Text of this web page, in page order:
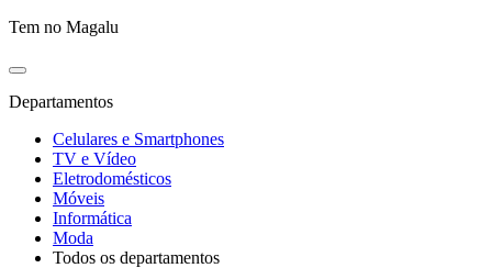
Tem no Magalu
Departamentos
Celulares e Smartphones
TV e Vídeo
Eletrodomésticos
Móveis
Informática
Moda
Todos os departamentos